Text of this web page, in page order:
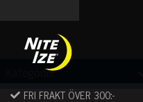
content
FRI FRAKT ÖVER 300:-
Kategorier